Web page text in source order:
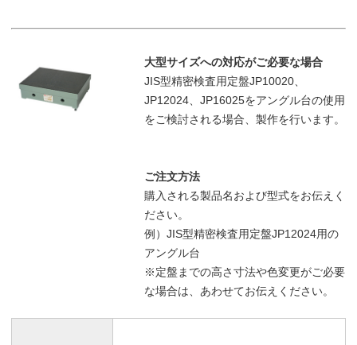
大型サイズへの対応がご必要な場合
JIS型精密検査用定盤JP10020、
JP12024、JP16025をアングル台の使用
をご検討される場合、製作を行います。
ご注文方法
購入される製品名および型式をお伝えく
ださい。
例）JIS型精密検査用定盤JP12024用の
アングル台
※定盤までの高さ寸法や色変更がご必要
な場合は、あわせてお伝えください。